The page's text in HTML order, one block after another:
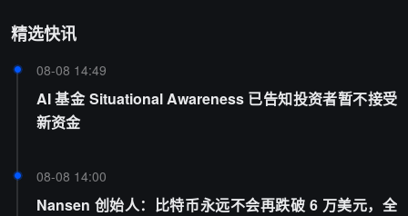
精选快讯
08-08 14:49
AI 基金 Situational Awareness 已告知投资者暂不接受
新资金
08-08 14:00
Nansen 创始人：比特币永远不会再跌破 6 万美元，全